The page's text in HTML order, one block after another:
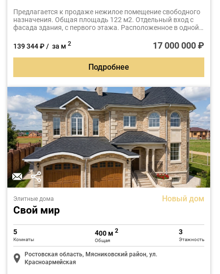
Предлагается к продаже нежилое помещение свободного
назначения. Общая площадь 122 м2. Отдельный вход с
фасада здания, с первого этажа. Расположенное в одной
Дону - на пересечении улицы Текучева и проспекта
Буденновского.
139 344 ₽ / за м 2 17 000 000 ₽
Подробнее
Элитные дома Новый дом
Свой мир
5
Комнаты
400 м 2
Общая
3
Этажность
Ростовская область, Мясниковский район, ул.
Красноармейская